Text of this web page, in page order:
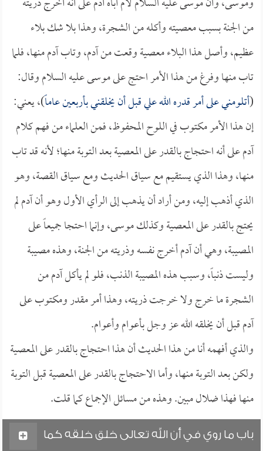
من الجنة بسبب معصيته وأكله من الشجرة، وهذا بلا شك بلاء
عظيم، وأصل هذا البلاء معصية وقعت من آدم، وتاب آدم منها، فلما
تاب منها وفرغ من هذا الأمر احتج على موسى عليه السلام وقال:
(أتلومني على أمر قدره الله علي قبل أن يخلقني بأربعين عاماً)، يعني:
إن هذا الأمر مكتوب في اللوح المحفوظ، فمن العلماء من فهم كلام
آدم على أنه احتجاج بالقدر على المعصية بعد التوبة منها؛ لأنه قد تاب
منها، وهذا الذي يستقيم مع سياق الحديث ومع سياق القصة، وهو
الذي أذهب إليه، ومن أراد أن يذهب إلى الرأي الأول وهو أن آدم لم
يحتج بالقدر على المعصية وكذلك موسى، وإنما احتجا جميعاً على
المصيبة، وهي أن آدم أخرج نفسه وذريته من الجنة، وهذه مصيبة
وليست ذنباً، وسبب هذه المصيبة الذنب، فلو لم يأكل آدم من
الشجرة ما خرج ولا خرجت ذريته، وهذا أمر مقدر ومكتوب على
آدم قبل أن يخلقه الله عز وجل بأعوام وأعوام.
والذي أفهمه أنا من هذا الحديث أن هذا احتجاج بالقدر على المعصية
ولكن بعد التوبة منها، وأما الاحتجاج بالقدر على المعصية قبل التوبة
منها فهذا ضلال مبين. وهذه من مسائل الإجماع كما قلت.
باب ما روي في أن الله تعالى خلق خلقه كما